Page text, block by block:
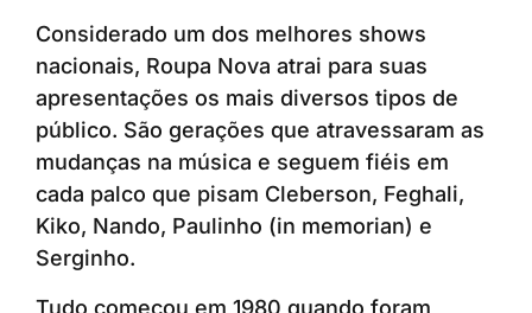
Considerado um dos melhores shows
nacionais, Roupa Nova atrai para suas
apresentações os mais diversos tipos de
público. São gerações que atravessaram as
mudanças na música e seguem fiéis em
cada palco que pisam Cleberson, Feghali,
Kiko, Nando, Paulinho (in memorian) e
Serginho.
Tudo começou em 1980 quando foram